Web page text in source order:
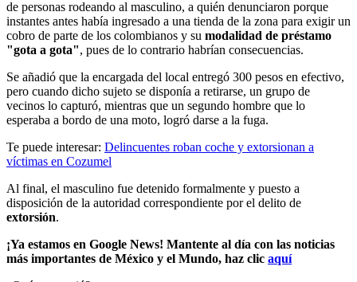
de personas rodeando al masculino, a quién denunciaron porque
instantes antes había ingresado a una tienda de la zona para exigir un
cobro de parte de los colombianos y su modalidad de préstamo
"gota a gota", pues de lo contrario habrían consecuencias.
Se añadió que la encargada del local entregó 300 pesos en efectivo,
pero cuando dicho sujeto se disponía a retirarse, un grupo de
vecinos lo capturó, mientras que un segundo hombre que lo
esperaba a bordo de una moto, logró darse a la fuga.
Te puede interesar: Delincuentes roban coche y extorsionan a
víctimas en Cozumel
Al final, el masculino fue detenido formalmente y puesto a
disposición de la autoridad correspondiente por el delito de
extorsión.
¡Ya estamos en Google News! Mantente al día con las noticias
más importantes de México y el Mundo, haz clic aquí